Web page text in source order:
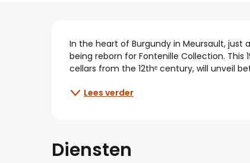
Beschrijving
In the heart of Burgundy in Meursault,
being reborn for Fontenille Collection.
cellars from the 12thᵉ century, will unveil
Lees verder
Diensten